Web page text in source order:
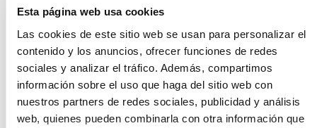
Esta página web usa cookies
Las cookies de este sitio web se usan para personalizar el
contenido y los anuncios, ofrecer funciones de redes
sociales y analizar el tráfico. Además, compartimos
información sobre el uso que haga del sitio web con
nuestros partners de redes sociales, publicidad y análisis
web, quienes pueden combinarla con otra información que